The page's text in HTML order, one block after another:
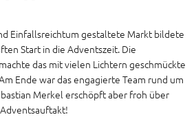
Einfallsreichtum gestaltete Markt bildete
Start in die Adventszeit. Die
das mit vielen Lichtern geschmückte
Ende war das engagierte Team rund um
Merkel erschöpft aber froh über